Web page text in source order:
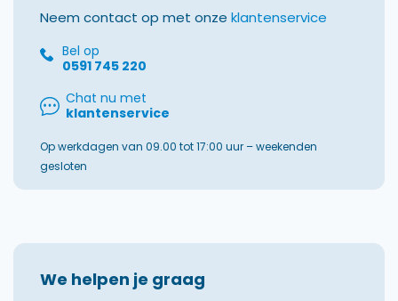
Neem contact op met onze klantenservice
Bel op
0591 745 220
Chat nu met
klantenservice
Op werkdagen van 09.00 tot 17:00 uur – weekenden
gesloten
We helpen je graag